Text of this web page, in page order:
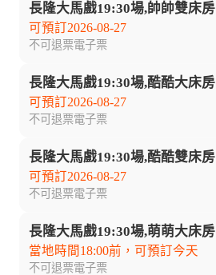
長隆大馬戲19:30場,帥帥雙床房
可預訂2026-08-27
不可退票電子票
長隆大馬戲19:30場,酷酷大床房
可預訂2026-08-27
不可退票電子票
長隆大馬戲19:30場,酷酷雙床房
可預訂2026-08-27
不可退票電子票
長隆大馬戲19:30場,萌萌大床房
當地時間18:00前，可預訂今天
不可退票電子票